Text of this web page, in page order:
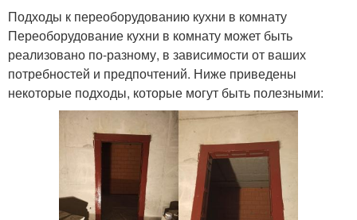
Подходы к переоборудованию кухни в комнату
Переоборудование кухни в комнату может быть
реализовано по-разному, в зависимости от ваших
потребностей и предпочтений. Ниже приведены
некоторые подходы, которые могут быть полезными: